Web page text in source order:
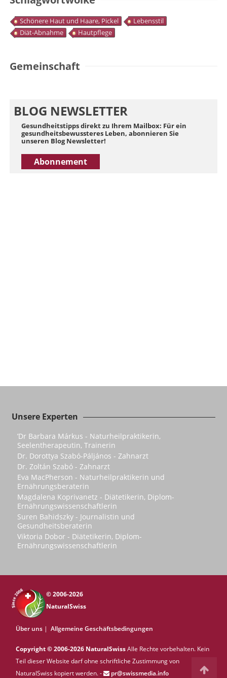
Schönere Haut und Haare, Pickel
Lebensstil
Diät-Abnahme
Hautpflege
Gemeinschaft
BLOG NEWSLETTER
Gesundheitstipps direkt zu Ihrem Mailbox: Für ein
gesundheitsbewussteres Leben, abonnieren Sie
unseren Blog Newsletter!
Abonnement
Unsere Experten
’Dr Barbara Márkus - Naturheilpraktikerin,
Seelentherapeutin, Trainerin
Dr. Dorottya Szabó-Páljános - Zahnarzt
Dr. Zoltán Szabó - Zahnarzt
Eva MacPherson - Naturheilpraktikerin und
Ernährungsberaterin
Magdalena Koprivanetz - Diätetikerin, Diplom-
Ernährungswissenschaftlerin
Suren Bahidszky - Journalistin und
Gesundheitsberaterin
Viktoria Dobor - Diätetikerin, Diplom-
Ernährungswissenschaftlerin
© 2006-2026
NaturalSwiss
Über uns | Allgemeine Geschäftsbedingungen
Copyright © 2006-2026 NaturalSwissAlle Rechte vorbehalten. Kein
Teil dieser Website darf ohne schriftliche Zustimmung von
NaturalSwiss kopiert werden. -
pr@swissmedia.info